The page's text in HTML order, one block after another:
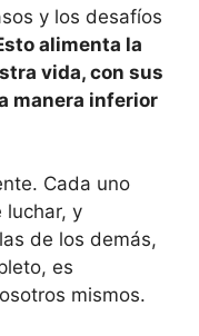
y los desafíos
alimenta la
vida, con sus
manera inferior
Cada uno
luchar, y
de los demás,
es
mismos.